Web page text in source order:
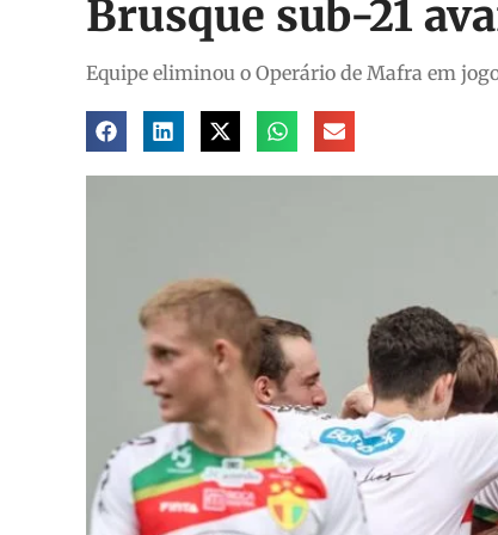
Brusque sub-21
Equipe eliminou o Operário de Mafra em